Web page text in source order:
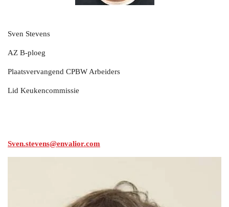
Sven Stevens
AZ B-ploeg
Plaatsvervangend CPBW Arbeiders
Lid Keukencommissie
Sven.stevens@envalior.com